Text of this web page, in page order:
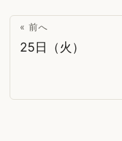
« 前へ
25日（火）